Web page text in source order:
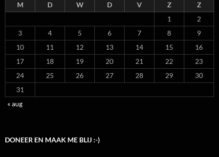
M D W D V Z
Z
1
2
3
4 5 6 7 8
9
10
11 12 13 14 15
16
17
18 19 20 21 22
23
24
25 26 27 28 29
30
31
« aug
DONEER EN MAAK ME BLIJ :-)